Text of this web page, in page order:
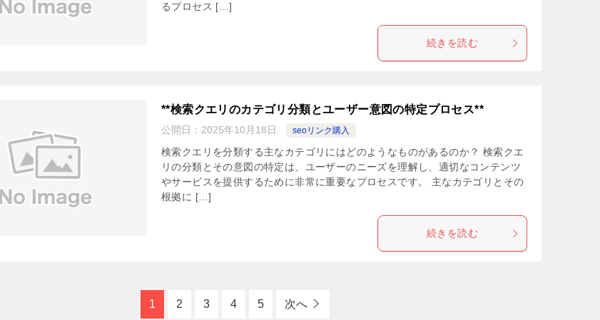
るプロセス […]
続きを読む
**検索クエリのカテゴリ分類とユーザー意図の特定プロセス**
公開日： 2025年10月18日 seoリンク購入
検索クエリを分類する主なカテゴリにはどのようなものがあるのか？ 検索クエ
リの分類とその意図の特定は、ユーザーのニーズを理解し、適切なコンテンツ
やサービスを提供するために非常に重要なプロセスです。 主なカテゴリとその
根拠に […]
続きを読む
1 2 3 4 5 次へ